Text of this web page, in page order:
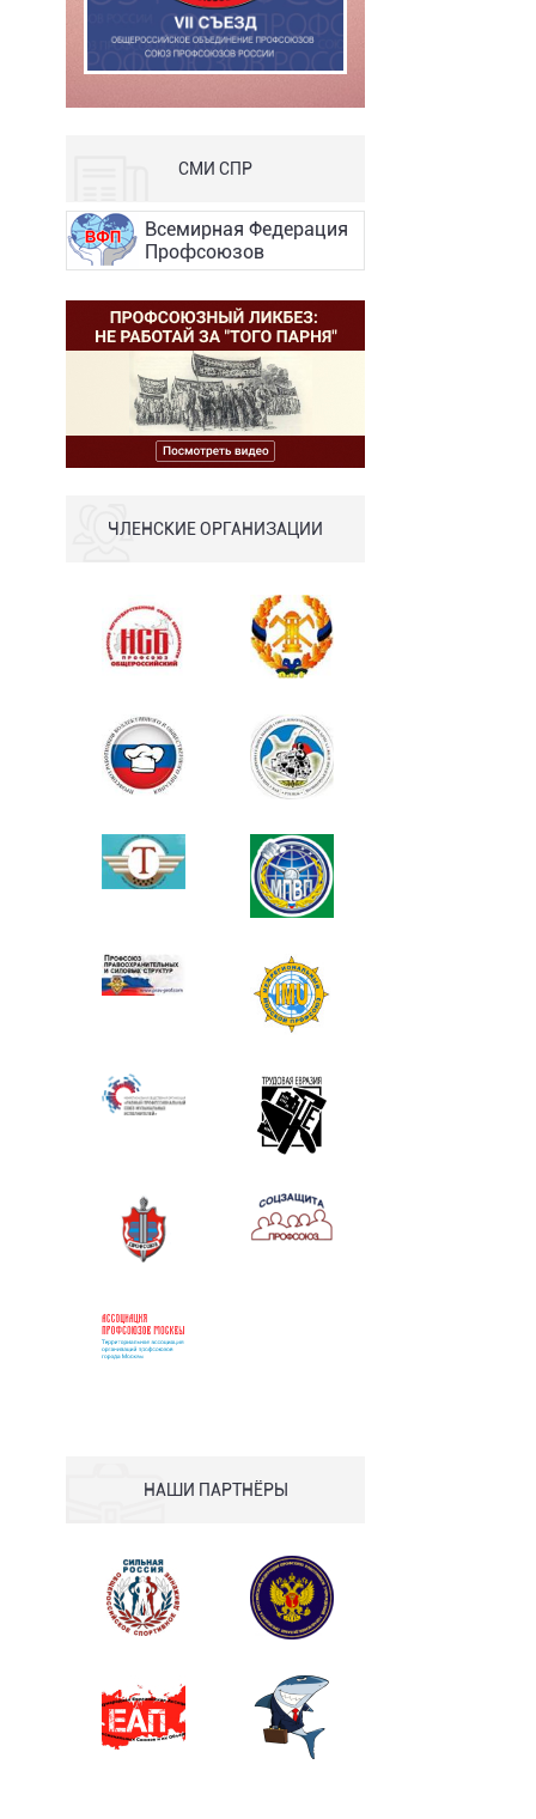
СМИ СПР
Всемирная Федерация
Профсоюзов
ЧЛЕНСКИЕ ОРГАНИЗАЦИИ
НАШИ ПАРТНЁРЫ